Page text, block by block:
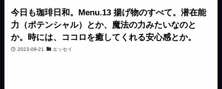
今日も珈琲日和。Menu.13 揚げ物のすべて。潜在能
力（ポテンシャル）とか、魔法の力みたいなのと
か。時には、ココロを癒してくれる安心感とか。
2023-09-21 エッセイ